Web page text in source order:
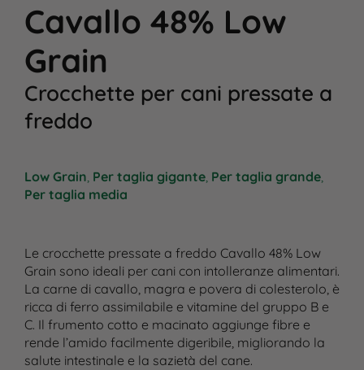
Cavallo 48% Low
Grain
Crocchette per cani pressate a
freddo
Low Grain, Per taglia gigante, Per taglia grande,
Per taglia media
Le crocchette pressate a freddo Cavallo 48% Low
Grain sono ideali per cani con intolleranze alimentari.
La carne di cavallo, magra e povera di colesterolo, è
ricca di ferro assimilabile e vitamine del gruppo B e
C. Il frumento cotto e macinato aggiunge fibre e
rende l’amido facilmente digeribile, migliorando la
salute intestinale e la sazietà del cane.